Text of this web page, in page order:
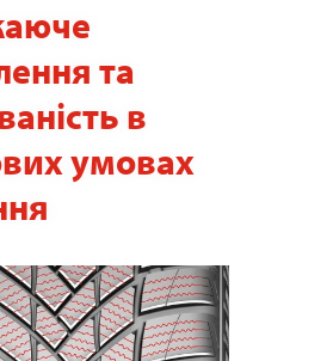
та
в
умовах